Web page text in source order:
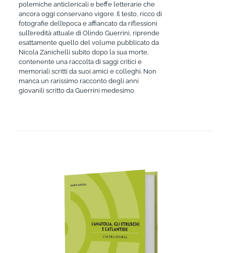
polemiche anticlericali e beffe letterarie che
ancora oggi conservano vigore. Il testo, ricco di
fotografie dell’epoca e affiancato da riflessioni
sull’eredità attuale di Olindo Guerrini, riprende
esattamente quello del volume pubblicato da
Nicola Zanichelli subito dopo la sua morte,
contenente una raccolta di saggi critici e
memoriali scritti da suoi amici e colleghi. Non
manca un rarissimo racconto degli anni
giovanili scritto da Guerrini medesimo.